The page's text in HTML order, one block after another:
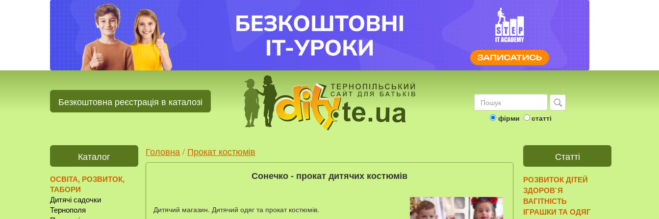
Безкоштовна реєстрація в каталозі
фірми статті
Каталог
ОСВІТА, РОЗВИТОК,
ТАБОРИ
Дитячі садочки
Тернополя
Головна / Прокат костюмів
Сонечко - прокат дитячих костюмів
Дитячий магазин. Дитячий одяг та прокат костюмів.
Статті
РОЗВИТОК ДІТЕЙ
ЗДОРОВ`Я
ВАГІТНІСТЬ
ІГРАШКИ ТА ОДЯГ